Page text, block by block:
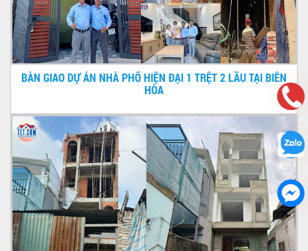
BÀN GIAO DỰ ÁN NHÀ PHỐ HIỆN ĐẠI 1 TRỆT 2 LẦU TẠI BIÊN
HÒA